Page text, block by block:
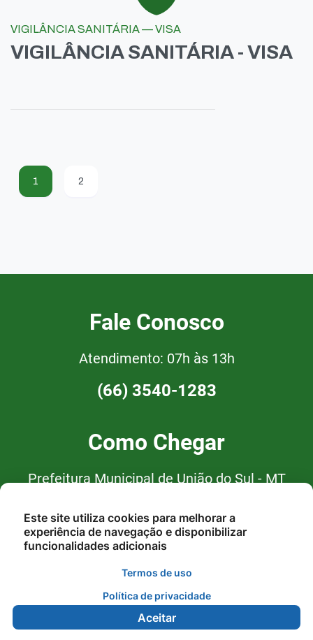
VIGILÂNCIA SANITÁRIA — VISA
VIGILÂNCIA SANITÁRIA - VISA
1 2
Fale Conosco
Atendimento: 07h às 13h
(66) 3540-1283
Como Chegar
Prefeitura Municipal de União do Sul - MT
Av. Curitiba, nº 94, Centro, CEP:
78.543-000 - União do Sul/MT
Este site utiliza cookies para melhorar a
experiência de navegação e disponibilizar
funcionalidades adicionais
Termos de uso
Política de privacidade
Aceitar